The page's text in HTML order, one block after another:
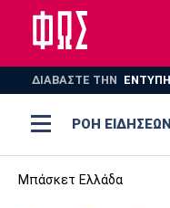
ΔΙΑΒΑΣΤΕ THN
ΡΟΗ ΕΙΔΗΣΕΩΝ
ΠΟΔΟΣΦΑΙΡΟ
Ποδόσφαιρο
Μπάσκετ Ελλάδα